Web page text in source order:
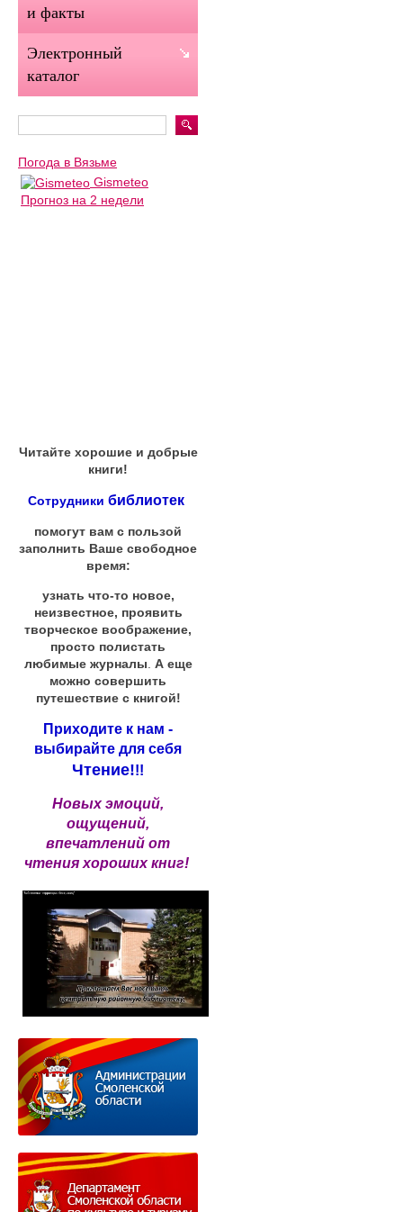
и факты
Электронный
каталог
Погода в Вязьме
Gismeteo
Прогноз на 2 недели
Читайте хорошие и добрые
книги!
Сотрудники библиотек
помогут вам с пользой
заполнить Ваше свободное
время:
узнать что-то новое,
неизвестное, проявить
творческое воображение,
просто полистать
любимые журналы А еще
можно совершить
путешествие с книгой!
Приходите к нам -
выбирайте для себя
Чтение!!!
Новых эмоций,
ощущений,
впечатлений от
чтения хороших книг!